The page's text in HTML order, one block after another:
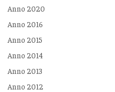
Anno 2020
Anno 2016
Anno 2015
Anno 2014
Anno 2013
Anno 2012